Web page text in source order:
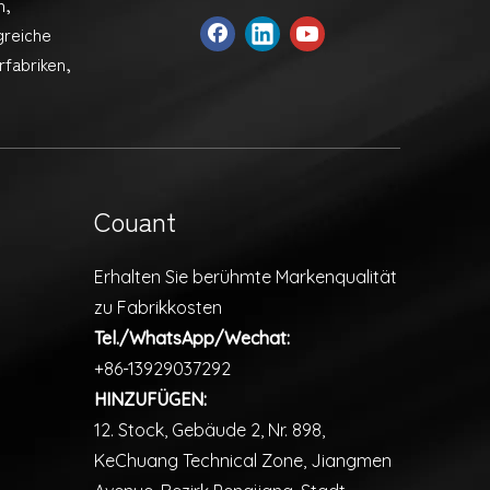
Couant
Erhalten Sie berühmte Markenqualität
zu Fabrikkosten
Tel./WhatsApp/Wechat:
+86-13929037292
HINZUFÜGEN:
12. Stock, Gebäude 2, Nr. 898,
KeChuang Technical Zone, Jiangmen